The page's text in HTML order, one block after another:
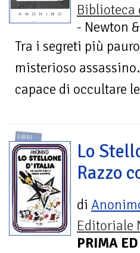
Biblioteca
- Newton
Tra i segreti più
misterioso
capace di occultare
LIBRI
Lo
Razzo
di
Editoriale
PRIMA